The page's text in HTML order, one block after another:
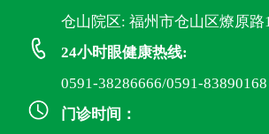
仓山院区: 福州市仓山区燎原路
24小时眼健康热线:
0591-38286666/0591-83890168
门诊时间：